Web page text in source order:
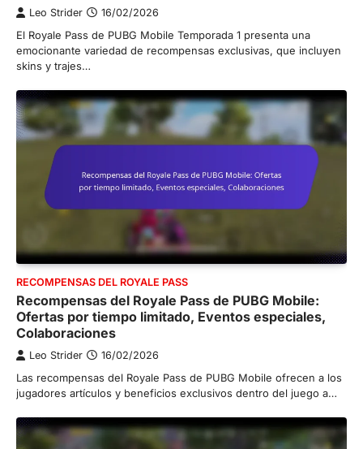
Leo Strider 16/02/2026
El Royale Pass de PUBG Mobile Temporada 1 presenta una
emocionante variedad de recompensas exclusivas, que incluyen
skins y trajes…
RECOMPENSAS DEL ROYALE PASS
Recompensas del Royale Pass de PUBG Mobile:
Ofertas por tiempo limitado, Eventos especiales,
Colaboraciones
Leo Strider 16/02/2026
Las recompensas del Royale Pass de PUBG Mobile ofrecen a los
jugadores artículos y beneficios exclusivos dentro del juego a…